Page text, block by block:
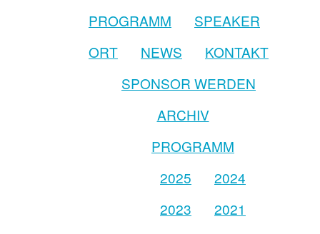
PROGRAMM
SPEAKER
ORT
NEWS
KONTAKT
SPONSOR WERDEN
ARCHIV
PROGRAMM
2025
2024
2023
2021